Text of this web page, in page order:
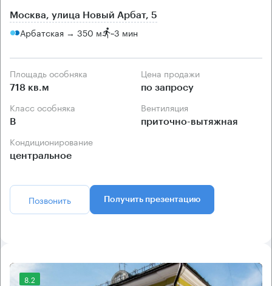
Москва, улица Новый Арбат, 5
Арбатская → 350 м ~3 мин
Площадь особняка
718 кв.м
Цена продажи
по запросу
Класс особняка
B
Вентиляция
приточно-вытяжная
Кондиционирование
центральное
Позвонить Получить презентацию
8.2